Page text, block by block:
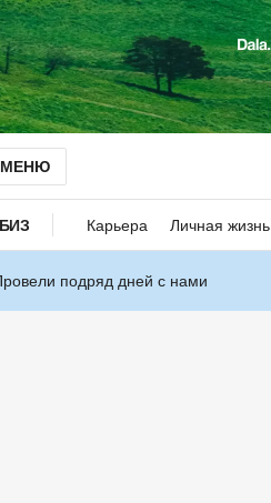
МЕНЮ
Карьера Личная жизнь
подряд дней с нами